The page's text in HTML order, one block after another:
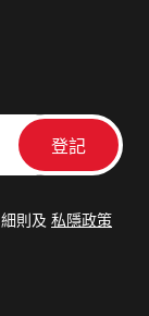
細則及 私隱政策